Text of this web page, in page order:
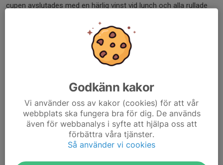
cupen avslutades med en härlig vinst vid lunch och alla rullade
Tack för en härlig helg Sunne Sommarland cup & Öna SK
Kommentarer
Godkänn kakor
Vi använder oss av kakor (cookies) för att vår
webbplats ska fungera bra för dig. De används
även för webbanalys i syfte att hjälpa oss att
förbättra våra tjänster.
Så använder vi cookies